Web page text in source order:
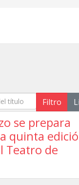
título Filtro
se prepara
quinta
Teatro de